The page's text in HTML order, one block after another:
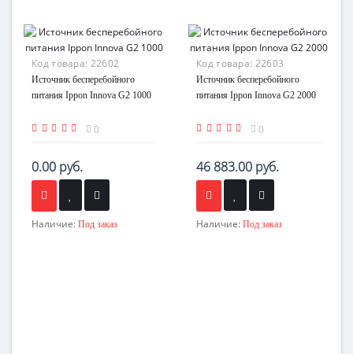
Код товара: 22602
Источник бесперебойного
питания Ippon Innova G2 1000
0
0.00 руб.
Наличие: Под заказ
Код товара: 22603
Источник бесперебойного
питания Ippon Innova G2 2000
0
46 883.00 руб.
Наличие: Под заказ